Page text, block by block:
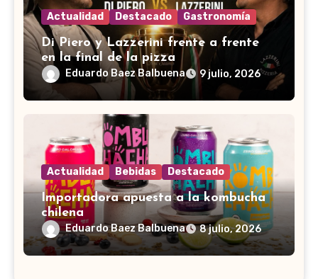
Actualidad Destacado Gastronomía
Di Piero y Lazzerini frente a frente
en la final de la pizza
Eduardo Baez Balbuena 9 julio, 2026
Actualidad Bebidas Destacado
Importadora apuesta a la kombucha
chilena
Eduardo Baez Balbuena 8 julio, 2026